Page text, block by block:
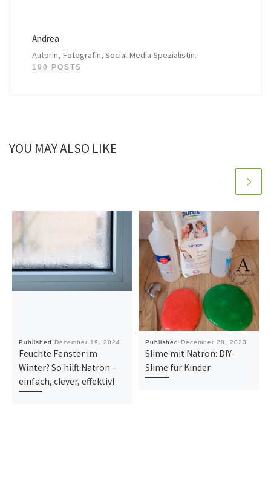
Andrea
Autorin, Fotografin, Social Media Spezialistin.
190 POSTS
YOU MAY ALSO LIKE
Published December 19, 2024
Feuchte Fenster im
Winter? So hilft Natron –
einfach, clever, effektiv!
Published December 28, 2023
Slime mit Natron: DIY-
Slime für Kinder